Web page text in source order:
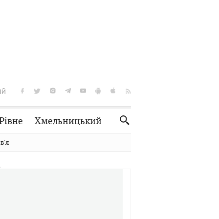
Хмельницький
Словко